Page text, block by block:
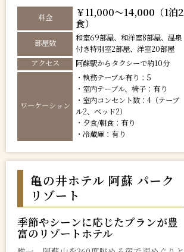
料金
￥11,000～14,000（1泊2
食）
部屋数
和室69部屋、和洋室8部屋、温泉
付き特別室2部屋、洋室20部屋
アクセス
阿蘇駅からタクシーで約10分
ワーケーション
・執務テーブル有り：5
・室内テーブル、椅子：有り
・室内コンセント数：4（テーブ
ル2、ベッド2）
・夕食/朝食：有り
・冷蔵庫：有り
亀の井ホテル 阿蘇 パーク
リゾート
季節やシーンに応じたプランが豊
富のリゾートホテル